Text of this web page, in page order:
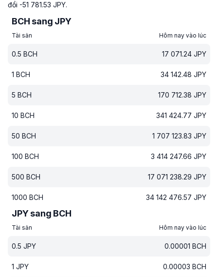
đổi -51 781.53 JPY.
BCH sang JPY
Tài sản Hôm nay vào lúc
0.5 BCH 17 071.24 JPY
1 BCH 34 142.48 JPY
5 BCH 170 712.38 JPY
10 BCH 341 424.77 JPY
50 BCH 1 707 123.83 JPY
100 BCH 3 414 247.66 JPY
500 BCH 17 071 238.29 JPY
1000 BCH 34 142 476.57 JPY
JPY sang BCH
Tài sản Hôm nay vào lúc
0.5 JPY 0.00001 BCH
1 JPY 0.00003 BCH